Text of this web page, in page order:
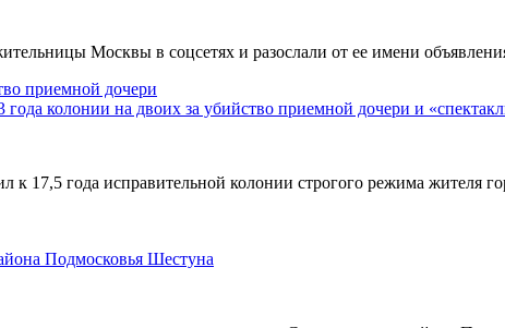
Москвы в соцсетях и разослали от ее имени
колонии на двоих за убийство приемной дочери и
к 17,5 года исправительной колонии строгого режима жителя
Подмосковья Шестуна